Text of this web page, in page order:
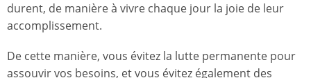
durent, de manière à vivre chaque jour la joie de leur
accomplissement.
De cette manière, vous évitez la lutte permanente pour
assouvir vos besoins, et vous évitez également des